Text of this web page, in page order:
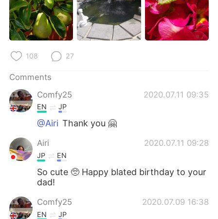
108 27
Comments
Comfy25
2020.07.11 09:35
EN JP
@Airi Thank you 🤗
Airi 2020.07.11 09:28
JP EN
So cute 🥺 Happy blated birthday to your
dad!
Comfy25 2020.07.09 16:38
EN JP